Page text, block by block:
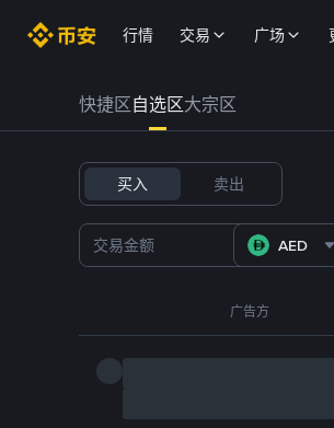
行情 交易 广场
快捷区自选区大宗区
买入 卖出
AED
广告方